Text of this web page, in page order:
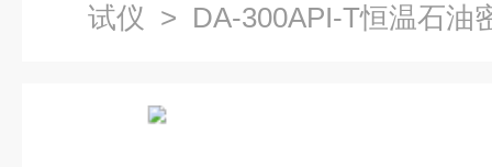
试仪 > DA-300API-T恒温石油